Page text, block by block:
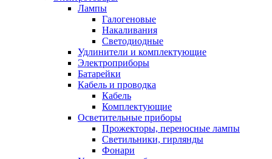
Лампы
Галогеновые
Накаливания
Светодиодные
Удлинители и комплектующие
Электроприборы
Батарейки
Кабель и проводка
Кабель
Комплектующие
Осветительные приборы
Прожекторы, переносные лампы
Светильники, гирлянды
Фонари